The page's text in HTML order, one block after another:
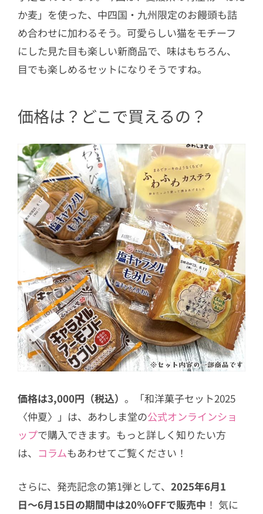
か麦」を使った、中四国・九州限定のお饅頭も詰
め合わせに加わるそう。可愛らしい猫をモチーフ
にした見た目も楽しい新商品で、味はもちろん、
目でも楽しめるセットになりそうですね。
価格は？どこで買えるの？
価格は3,000円（税込） 。「和洋菓子セット2025
〈仲夏〉」は、あわしま堂の公式オンラインショ
ップで購入できます。もっと詳しく知りたい方
は、 コラムもあわせてご覧ください！
さらに、発売記念の第1弾として、 2025年6月1
日〜6月15日の期間中は20％OFFで販売中 ！ 気に